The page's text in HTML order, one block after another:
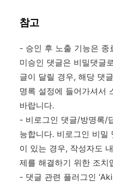
참고
- 승인 후 노출 기능은 종
미승인 댓글은 비밀댓글
글이 달릴 경우, 해당 댓
명록 설정에 들어가셔서
바랍니다.
- 비로그인 댓글/방명록/
능합니다. 비로그인 비밀
이 있는 경우, 작성자도
제를 해결하기 위한 조치
- 댓글 관련 플러그인